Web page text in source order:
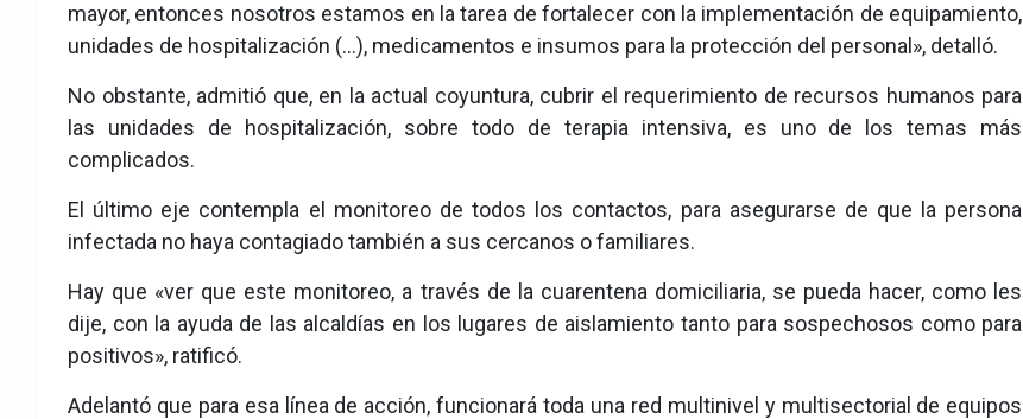
mayor, entonces nosotros estamos en la tarea de fortalecer con la implementación de equipamiento,
unidades de hospitalización (…), medicamentos e insumos para la protección del personal», detalló.
No obstante, admitió que, en la actual coyuntura, cubrir el requerimiento de recursos humanos para
las unidades de hospitalización, sobre todo de terapia intensiva, es uno de los temas más
complicados.
El último eje contempla el monitoreo de todos los contactos, para asegurarse de que la persona
infectada no haya contagiado también a sus cercanos o familiares.
Hay que «ver que este monitoreo, a través de la cuarentena domiciliaria, se pueda hacer, como les
dije, con la ayuda de las alcaldías en los lugares de aislamiento tanto para sospechosos como para
positivos», ratificó.
Adelantó que para esa línea de acción, funcionará toda una red multinivel y multisectorial de equipos